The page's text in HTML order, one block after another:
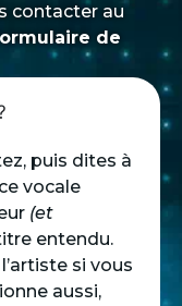
contacter au
de
puis dites à
vocale
(et
entendu.
si vous
aussi,